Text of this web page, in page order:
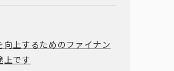
向上するためのファイナン
上です